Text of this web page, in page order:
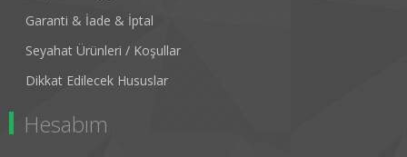
Garanti & İade & İptal
Seyahat Ürünleri / Koşullar
Dikkat Edilecek Hususlar
Hesabım